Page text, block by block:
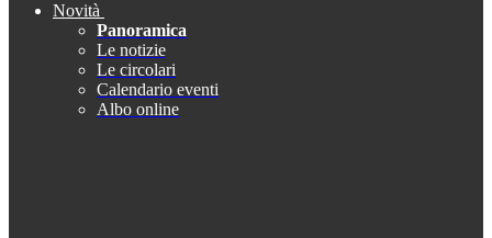
Novità
Panoramica
Le notizie
Le circolari
Calendario eventi
Albo online